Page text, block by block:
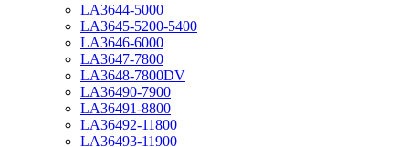
LA3644-5000
LA3645-5200-5400
LA3646-6000
LA3647-7800
LA3648-7800DV
LA36490-7900
LA36491-8800
LA36492-11800
LA36493-11900